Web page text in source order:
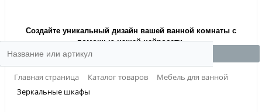
Создайте уникальный дизайн вашей ванной комнаты с
помощью нашей нейросети.
Главная страница Каталог товаров
Мебель для ванной
Зеркальные шкафы